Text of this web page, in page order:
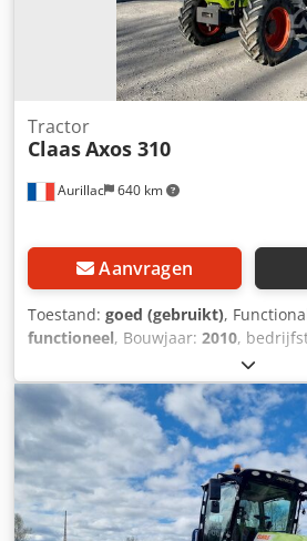
Aurillac 640 km
Tractor
ClaasAxos 310
Aanvragen
Toestand: goed (gebruikt),
functioneel, Bouwjaar: 2010,
55,16 kW (75,00 pk)
machine-/voertuignummer:
cabine , Hydraulische omkeer,
lader Dkedjy Eq Upepfx Apror